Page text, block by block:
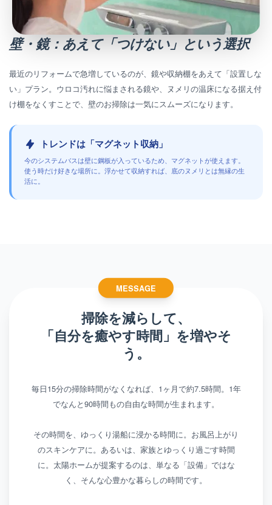
壁・鏡：あえて「つけない」という選択
最近のリフォームで急増しているのが、鏡や収納棚をあえて「設置しな
い」プラン。ウロコ汚れに悩まされる鏡や、ヌメリの温床になる据え付
け棚をなくすことで、壁のお掃除は一気にスムーズになります。
トレンドは「マグネット収納」
今のシステムバスは壁に鋼板が入っているため、マグネットが使えます。
使う時だけ好きな場所に。浮かせて収納すれば、底のヌメリとは無縁の生
活に。
MESSAGE
掃除を減らして、
「自分を癒やす時間」を増やそ
う。
毎日15分の掃除時間がなくなれば、1ヶ月で約7.5時間。1年
でなんと90時間もの自由な時間が生まれます。
その時間を、ゆっくり湯船に浸かる時間に。お風呂上がり
のスキンケアに。あるいは、家族とゆっくり過ごす時間
に。太陽ホームが提案するのは、単なる「設備」ではな
く、そんな心豊かな暮らしの時間です。